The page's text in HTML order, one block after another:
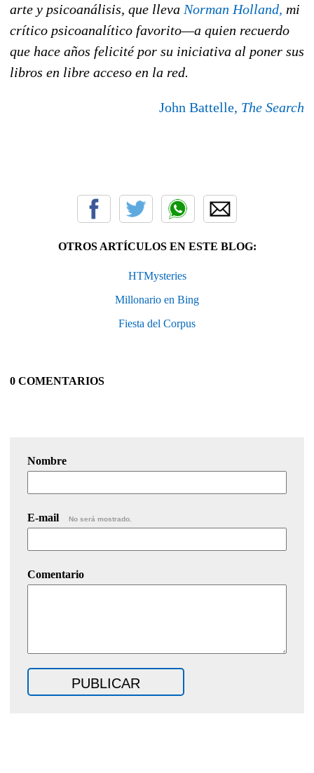
arte y psicoanálisis, que lleva Norman Holland, mi
crítico psicoanalítico favorito—a quien recuerdo
que hace años felicité por su iniciativa al poner sus
libros en libre acceso en la red.
John Battelle, The Search
OTROS ARTÍCULOS EN ESTE BLOG:
HTMysteries
Millonario en Bing
Fiesta del Corpus
0 COMENTARIOS
Nombre
E-mail No será mostrado.
Comentario